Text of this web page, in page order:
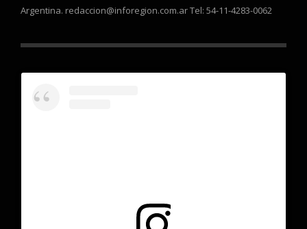
Argentina. redaccion@inforegion.com.ar Tel: 54-11-4283-0062